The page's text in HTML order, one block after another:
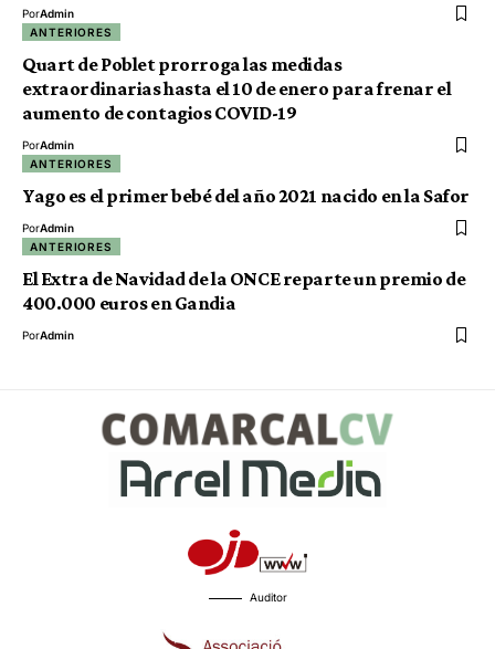
PorAdmin
ANTERIORES
Quart de Poblet prorroga las medidas
extraordinarias hasta el 10 de enero para frenar el
aumento de contagios COVID-19
PorAdmin
ANTERIORES
Yago es el primer bebé del año 2021 nacido en la Safor
PorAdmin
ANTERIORES
El Extra de Navidad de la ONCE reparte un premio de
400.000 euros en Gandia
PorAdmin
Auditor